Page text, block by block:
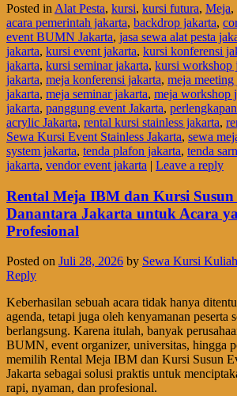
Posted in Alat Pesta, kursi, kursi futura, Meja,
acara pemerintah jakarta, backdrop jakarta,
event BUMN Jakarta, jasa sewa alat pesta
jakarta, kursi event jakarta, kursi konferensi
jakarta, kursi seminar jakarta, kursi workshop
jakarta, meja konferensi jakarta, meja meeting
jakarta, meja seminar jakarta, meja workshop
jakarta, panggung event Jakarta,
acrylic Jakarta, rental kursi stainless jakarta,
Sewa Kursi Event Stainless Jakarta, sewa
system jakarta, tenda plafon jakarta, tenda
jakarta, vendor event jakarta | Leave a reply
Rental Meja IBM dan Kursi Susun
Danantara Jakarta untuk Acara
Profesional
Posted on Juli 28, 2026 by Sewa Kursi Kuliah
Reply
Keberhasilan sebuah acara tidak hanya
agenda, tetapi juga oleh kenyamanan peserta
berlangsung. Karena itulah, banyak
BUMN, event organizer, universitas, hingga
memilih Rental Meja IBM dan Kursi Susun
Jakarta sebagai solusi praktis untuk
rapi, nyaman, dan profesional.